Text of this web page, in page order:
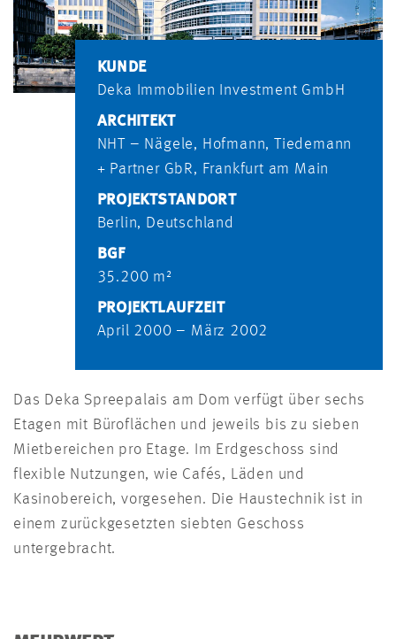
KONTAKT
KUNDE
Deka Immobilien Investment GmbH
ARCHITEKT
NHT – Nägele, Hofmann, Tiedemann
+ Partner GbR, Frankfurt am Main
PROJEKTSTANDORT
Berlin, Deutschland
BGF
35.200 m²
PROJEKTLAUFZEIT
April 2000 – März 2002
Das Deka Spreepalais am Dom verfügt über sechs
Etagen mit Büroflächen und jeweils bis zu sieben
Mietbereichen pro Etage. Im Erdgeschoss sind
flexible Nutzungen, wie Cafés, Läden und
Kasinobereich, vorgesehen. Die Haustechnik ist in
einem zurückgesetzten siebten Geschoss
untergebracht.